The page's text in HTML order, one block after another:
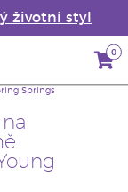
životní styl
0
Springs